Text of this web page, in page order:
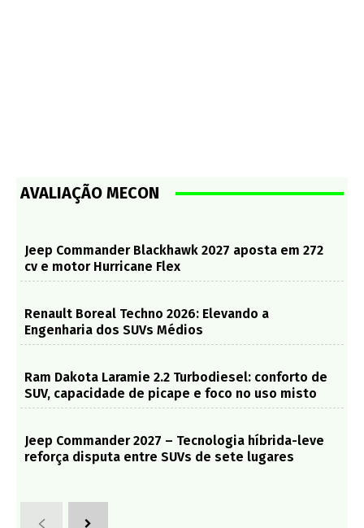
AVALIAÇÃO MECON
Jeep Commander Blackhawk 2027 aposta em 272
cv e motor Hurricane Flex
Renault Boreal Techno 2026: Elevando a
Engenharia dos SUVs Médios
Ram Dakota Laramie 2.2 Turbodiesel: conforto de
SUV, capacidade de picape e foco no uso misto
Jeep Commander 2027 – Tecnologia híbrida-leve
reforça disputa entre SUVs de sete lugares